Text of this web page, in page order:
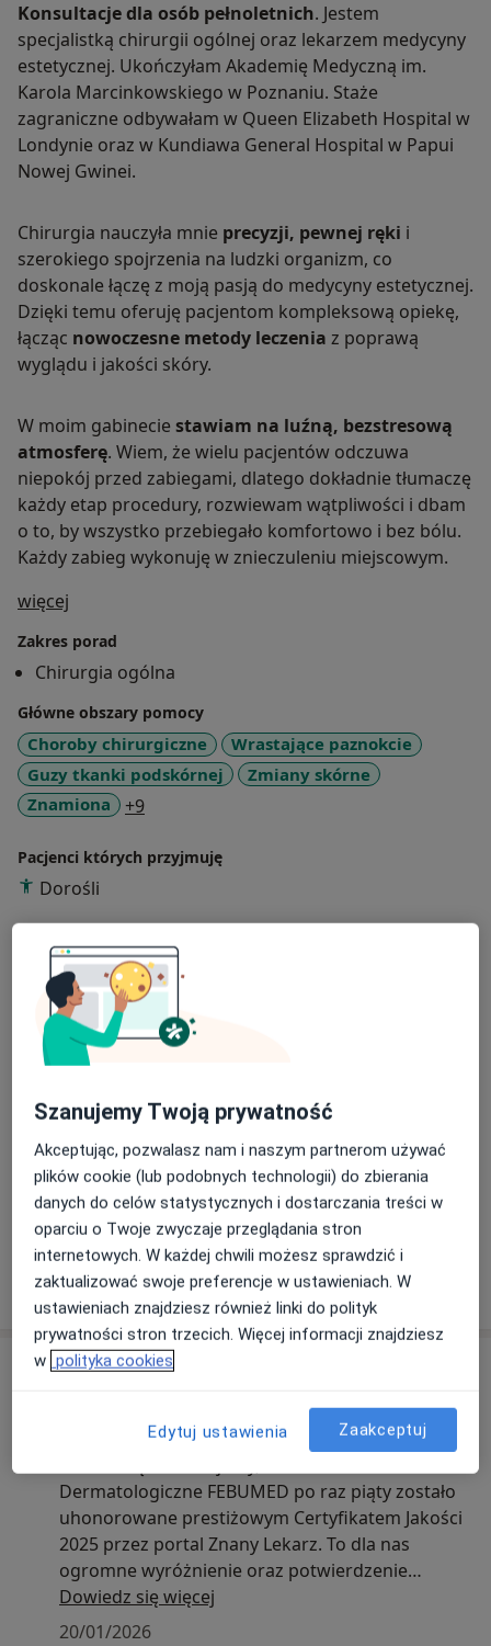
Konsultacje dla osób pełnoletnich. Jestem
specjalistką chirurgii ogólnej oraz lekarzem medycyny
estetycznej. Ukończyłam Akademię Medyczną im.
Karola Marcinkowskiego w Poznaniu. Staże
zagraniczne odbywałam w Queen Elizabeth Hospital w
Londynie oraz w Kundiawa General Hospital w Papui
Nowej Gwinei.
Chirurgia nauczyła mnie precyzji, pewnej ręki i
szerokiego spojrzenia na ludzki organizm, co
doskonale łączę z moją pasją do medycyny estetycznej.
Dzięki temu oferuję pacjentom kompleksową opiekę,
łącząc nowoczesne metody leczenia z poprawą
wyglądu i jakości skóry.
W moim gabinecie stawiam na luźną, bezstresową
atmosferę. Wiem, że wielu pacjentów odczuwa
niepokój przed zabiegami, dlatego dokładnie tłumaczę
każdy etap procedury, rozwiewam wątpliwości i dbam
o to, by wszystko przebiegało komfortowo i bez bólu.
Każdy zabieg wykonuję w znieczuleniu miejscowym.
więcej
Zakres porad
Chirurgia ogólna
Główne obszary pomocy
Choroby chirurgiczne
Wrastające paznokcie
Guzy tkanki podskórnej
Zmiany skórne
Znamiona
+9a11y_sr_more_diseases
Pacjenci których przyjmuję
Dorośli
StacjonarneZobacz lokalizacje (2)
Zdjęcia i filmy
Zobacz galerię (12)
Pokaż więcejo doświadczeniu
Aktualności
Belgradzka 52, 02-791 Warszawa
Dermatologiczne FEBUMED po raz piąty zostało
uhonorowane prestiżowym Certyfikatem Jakości
2025 przez portal Znany Lekarz. To dla nas
ogromne wyróżnienie oraz potwierdzenie
konsekwencji w utrzymywaniu najwyższych
standardów opieki medycznej niezmiennie od
Dowiedz się więcej
20/01/2026
Szanujemy Twoją prywatność
Akceptując, pozwalasz nam i naszym partnerom używać
plików cookie (lub podobnych technologii) do zbierania
danych do celów statystycznych i dostarczania treści w
oparciu o Twoje zwyczaje przeglądania stron
internetowych. W każdej chwili możesz sprawdzić i
zaktualizować swoje preferencje w ustawieniach. W
ustawieniach znajdziesz również linki do polityk
prywatności stron trzecich. Więcej informacji znajdziesz
w polityka cookies
Edytuj ustawienia Zaakceptuj